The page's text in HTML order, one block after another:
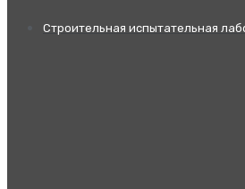
Строительная испытательная